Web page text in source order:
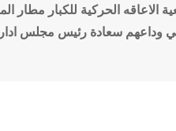
الاعاقه الحركية للكبار مطار
وداعهم سعادة رئيس مجلس